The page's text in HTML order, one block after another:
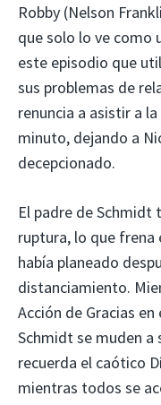
Robby (Nelson
que solo lo ve como
este episodio que
sus problemas de
renuncia a asistir a
minuto, dejando a
decepcionado.
El padre de Schmidt
ruptura, lo que frena
había planeado
distanciamiento.
Acción de Gracias
Schmidt se muden a
recuerda el caótico
mientras todos se